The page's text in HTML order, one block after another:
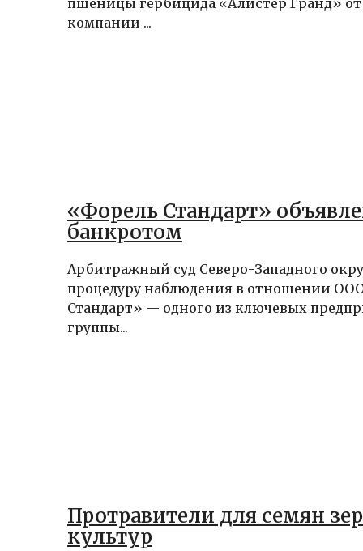
пшеницы гербицида «Алистер Гранд» от
компании ...
«Форель Стандарт»
банкротом
Арбитражный суд Северо-Западного
процедуру наблюдения в отношении
Стандарт» — одного из ключевых
группы...
Протравители для семян
культур